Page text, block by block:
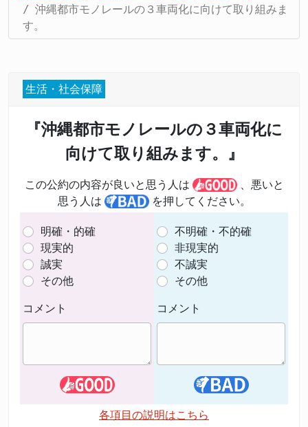
沖縄都市モノレールの３車両化に向けて取り組みま
す。
生活・社会保障
『沖縄都市モノレールの３車両化に
向けて取り組みます。』
この公約の内容が良いと思う人は
、悪いと
思う人は
を押してください。
明確・的確
現実的
誠実
その他
コメント
不明確・不的確
非現実的
不誠実
その他
コメント
各項目の説明はこちら